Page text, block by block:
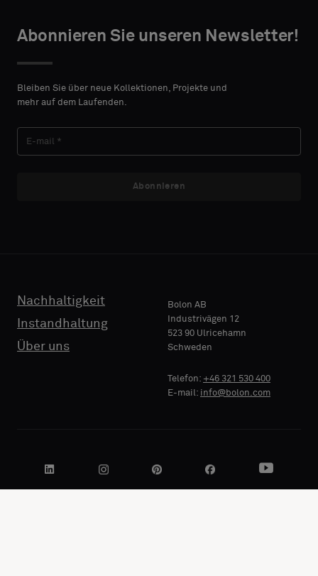
Abonnieren Sie unseren Newsletter!
Bleiben Sie über neue Kollektionen, Projekte und
mehr auf dem Laufenden.
Abonnieren
Nachhaltigkeit
Instandhaltung
Über uns
Bolon AB
Industrivägen 12
523 90 Ulricehamn
Schweden
Telefon: +46 321 530 400
E-mail: info@bolon.com